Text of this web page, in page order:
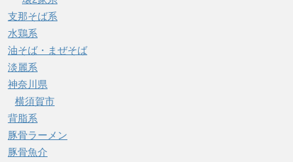
支那そば系
水鶏系
油そば・まぜそば
淡麗系
神奈川県
横須賀市
背脂系
豚骨ラーメン
豚骨魚介